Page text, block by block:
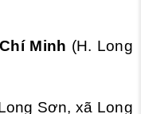
Minh (H. Long
Sơn, xã Long